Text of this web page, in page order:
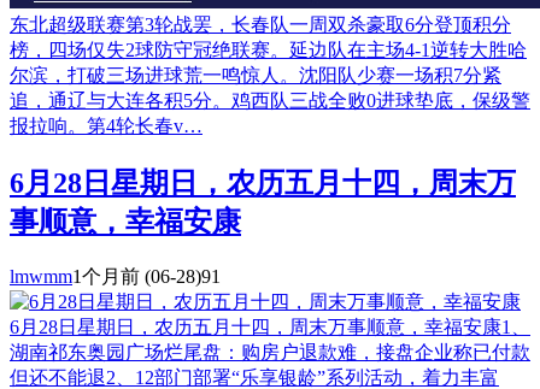
东北超级联赛第3轮战罢，长春队一周双杀豪取6分登顶积分
榜，四场仅失2球防守冠绝联赛。延边队在主场4-1逆转大胜哈
尔滨，打破三场进球荒一鸣惊人。沈阳队少赛一场积7分紧
追，通辽与大连各积5分。鸡西队三战全败0进球垫底，保级警
报拉响。第4轮长春v…
6月28日星期日，农历五月十四，周末万
事顺意，幸福安康
lmwmm1个月前 (06-28)91
6月28日星期日，农历五月十四，周末万事顺意，幸福安康1、
湖南祁东奥园广场烂尾盘：购房户退款难，接盘企业称已付款
但还不能退2、12部门部署“乐享银龄”系列活动，着力丰富